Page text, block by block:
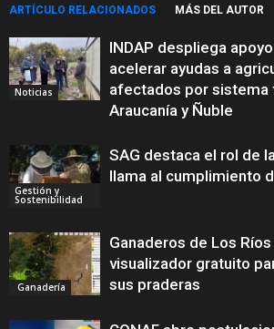
ARTÍCULO RELACIONADOS MÁS DEL AUTOR
Noticias
INDAP despliega
acelerar ayudas a
afectados por sistema
Araucanía y Ñuble
Gestión y
Sostenibilidad
SAG destaca el rol de
llama al cumplimiento
Ganadería
Ganaderos de Los
visualizador gratuito
sus praderas